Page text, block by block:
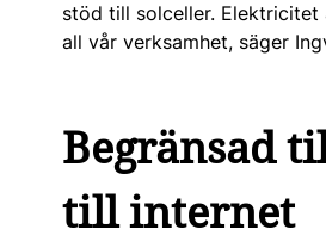
stöd till solceller. Elektricitet
all vår verksamhet, säger
Begränsad
till internet